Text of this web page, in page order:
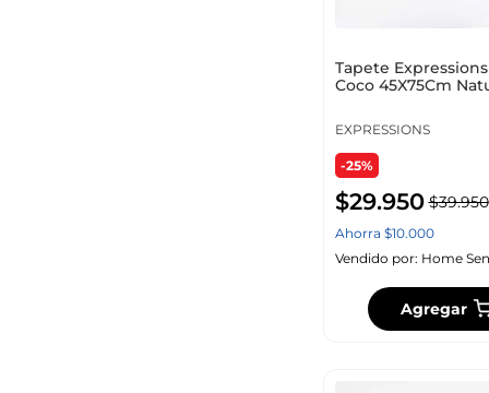
Tapete
Coco 45X75Cm
EXPRESSIONS
-25%
$29.950 $39.950
Ahorra $10.000
Vendido por: Home
Agregar